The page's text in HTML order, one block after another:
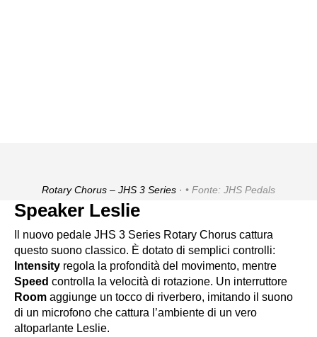
Rotary Chorus – JHS 3 Series · Fonte: JHS Pedals
Speaker Leslie
Il nuovo pedale JHS 3 Series Rotary Chorus cattura
questo suono classico. È dotato di semplici controlli:
Intensity regola la profondità del movimento, mentre
Speed controlla la velocità di rotazione. Un interruttore
Room aggiunge un tocco di riverbero, imitando il suono
di un microfono che cattura l’ambiente di un vero
altoparlante Leslie.